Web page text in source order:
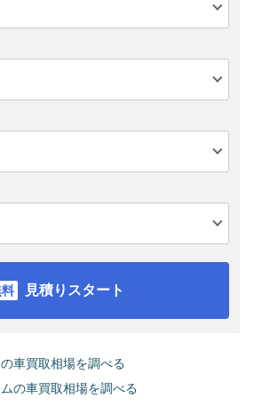
見積りスタート
車買取相場を調べる
の車買取相場を調べる